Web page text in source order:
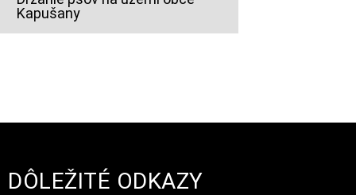
Kapušany
DÔLEŽITÉ ODKAZY